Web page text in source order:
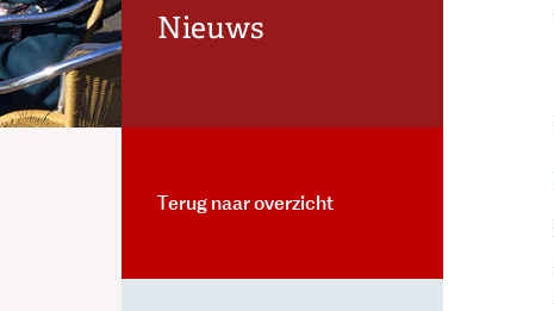
Nieuws
Terug naar overzicht